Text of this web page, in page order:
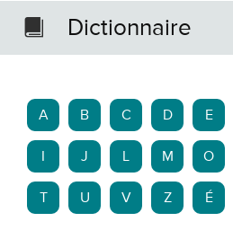
Dictionnaire
A B C D E
J L M O
T U V Z É